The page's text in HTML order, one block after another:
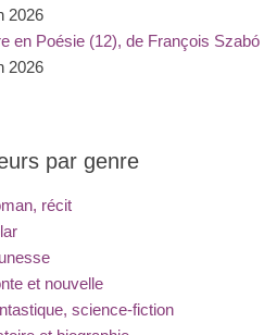
2026
en Poésie (12), de François Szabó
2026
par genre
récit
et nouvelle
science-fiction